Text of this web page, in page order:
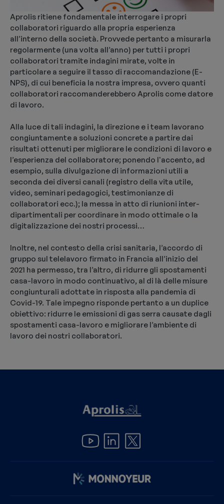
Aprolis ritiene fondamentale interrogare i propri
collaboratori riguardo alla propria esperienza
all’interno della società. Provvede pertanto a misurarla
regolarmente (una volta all’anno) per tutti i propri
collaboratori tramite indagini mirate, volte in
particolare a seguire il tasso di raccomandazione (E-
NPS), di cui beneficia la nostra impresa, ovvero quanti
collaboratori raccomanderebbero Aprolis come datore
di lavoro.
Alla luce di tali indagini, la direzione e i team lavorano
congiuntamente a soluzioni concrete a partire dai
risultati ottenuti per migliorare le condizioni di lavoro e
l’esperienza del collaboratore; ponendo l'accento, ad
esempio, sulla divulgazione di informazioni utili a
seconda dei diversi canali (registro della vita utile,
video, seminari pedagogici, testimonianze di
collaboratori ecc.); la messa in atto di riunioni inter-
dipartimentali per coordinare in modo ottimale o la
digitalizzazione dei nostri processi…
Inoltre, nel contesto della crisi sanitaria, l’accordo di
gruppo sul telelavoro firmato in Francia all’inizio del
2021 ha permesso, tra l’altro, di ridurre gli spostamenti
casa-lavoro in modo continuativo, al di là delle misure
congiunturali adottate in risposta alla pandemia di
Covid-19. Tale impegno risponde pertanto a un duplice
obiettivo: ridurre le emissioni di gas serra causate dagli
spostamenti casa-lavoro e migliorare l’ambiente di
lavoro dei nostri collaboratori.